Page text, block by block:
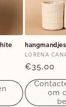
Verkoper:
LORENA
Normale
prijs
€35,00
om